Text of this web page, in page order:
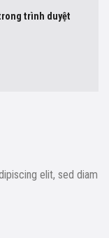
trình duyệt
elit, sed diam